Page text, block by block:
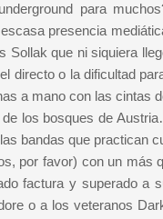
para
presencia
que ni siquiera
directo o la dificultad
a mano con las cintas
los bosques de
bandas que practican
por favor) con un más
factura y superado a
o a los veteranos